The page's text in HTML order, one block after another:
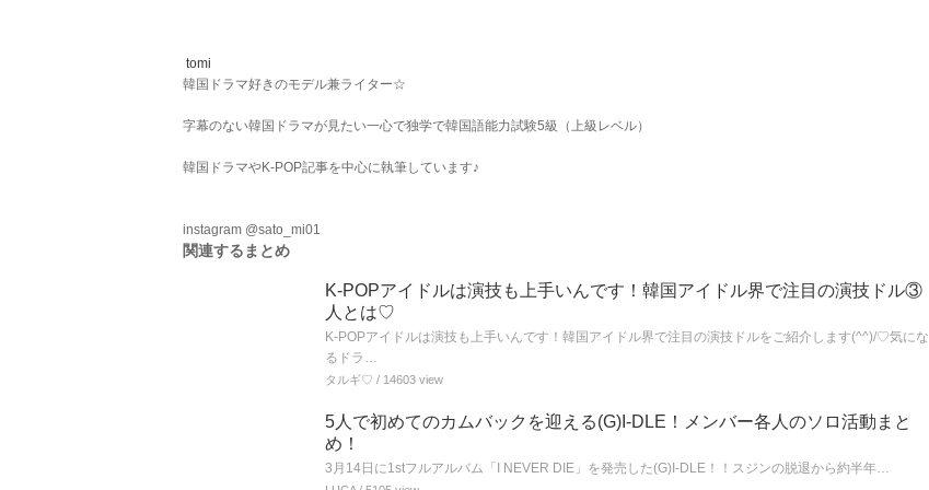
tomi
韓国ドラマ好きのモデル兼ライター☆
字幕のない韓国ドラマが見たい一心で独学で韓国語能力試験5級（上級レベル）
韓国ドラマやK-POP記事を中心に執筆しています♪
instagram @sato_mi01
関連するまとめ
K-POPアイドルは演技も上手いんです！韓国アイドル界で注目の演技ドル③
人とは♡
K-POPアイドルは演技も上手いんです！韓国アイドル界で注目の演技ドルをご紹介します(^^)/♡気にな
るドラ…
タルギ♡ / 14603 view
5人で初めてのカムバックを迎える(G)I-DLE！メンバー各人のソロ活動まと
め！
3月14日に1stフルアルバム「I NEVER DIE」を発売した(G)I-DLE！！スジンの脱退から約半年…